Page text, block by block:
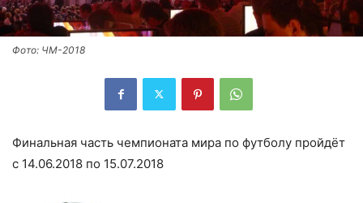
Фото: ЧМ-2018
Финальная часть чемпионата мира по футболу пройдёт
с 14.06.2018 по 15.07.2018